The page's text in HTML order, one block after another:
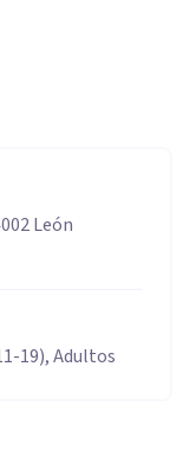
León
19), Adultos